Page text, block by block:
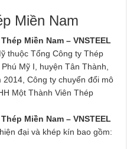
Miền Nam
Miền Nam – VNSTEEL
thuộc Tổng Công ty Thép
Mỹ I, huyện Tân Thành,
Công ty chuyển đổi mô
Một Thành Viên Thép
Miền Nam – VNSTEEL
đại và khép kín bao gồm: